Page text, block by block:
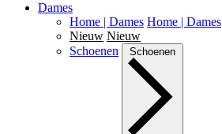
Dames
Home | Dames Home | Dames
Nieuw Nieuw
Schoenen
Schoenen